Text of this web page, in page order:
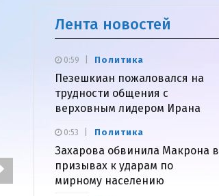
Лента новостей
Политика
Пезешкиан пожаловался на
трудности общения с
верховным лидером Ирана
0:59
Политика
Захарова обвинила Макрона в
призывах к ударам по
мирному населению
0:53